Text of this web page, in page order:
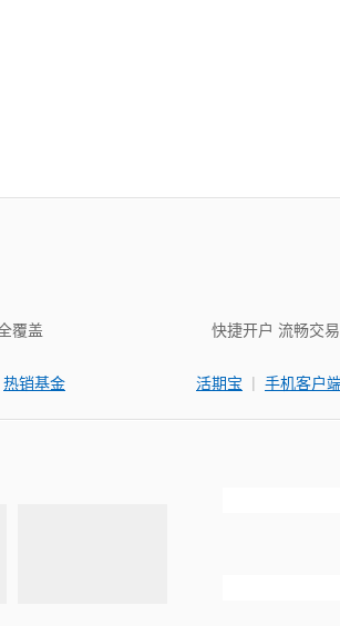
覆盖
热销基金
快捷开户 流畅交易
活期宝 | 手机客户